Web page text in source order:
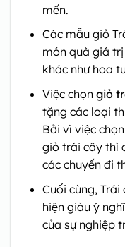
mến.
Các mẫu giỏ
món quà giá
khác như hoa
Việc chọn giỏ
tặng các loại
Bởi vì việc
giỏ trái cây thì
các chuyến đi
Cuối cùng,
hiện giàu ý
của sự nghiệp